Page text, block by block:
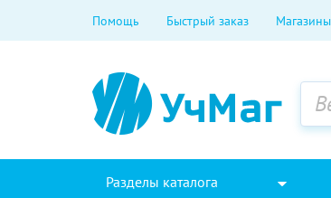
Помощь Быстрый заказ Магазины
Разделы каталога